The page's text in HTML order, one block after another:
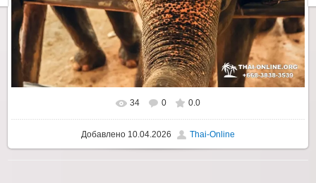
34 0 0.0
Добавлено 10.04.2026 Thai-Online